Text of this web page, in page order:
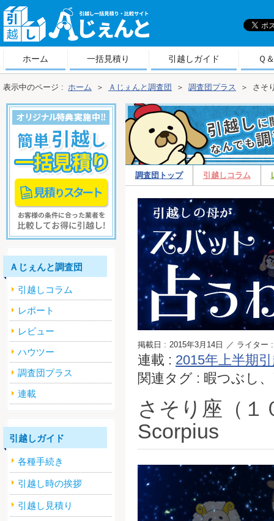
越しＡじぇんと
ホーム 一括見積り 引越しガイド Ｑ
表示中のページ : ホーム ＞ Ａじぇんと調査団 ＞ 調査団プラス ＞ さそ
調査団トップ 引越しコラム
掲載日 : 2015年3月14日 ／ ライター :
連載 : 2015年上半期
関連タグ : 暇つぶし
さそり座（１
Scorpius
Ａじぇんと調査団
引越しコラム
レポート
レビュー
ハウツー
調査団プラス
連載
引越しガイド
各種手続き
引越し時の挨拶
引越し見積り